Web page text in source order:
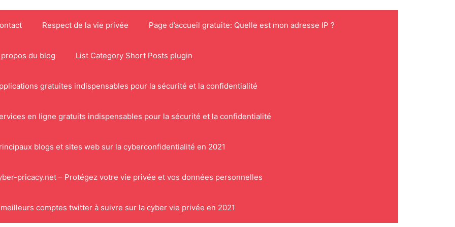
Respect de la vie privée Page d’accueil gratuite: Quelle est mon adresse IP ?
du blog List Category Short Posts plugin
gratuites indispensables pour la sécurité et la confidentialité
en ligne gratuits indispensables pour la sécurité et la confidentialité
blogs et sites web sur la cyberconfidentialité en 2021
pricacy.net – Protégez votre vie privée et vos données personnelles
comptes twitter à suivre sur la cyber vie privée en 2021